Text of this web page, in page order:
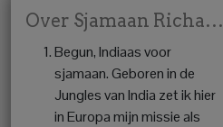
Over Sjamaan Richard Kuntraj
Begun, Indiaas voor
sjamaan. Geboren in de
Jungles van India zet ik hier
in Europa mijn missie als